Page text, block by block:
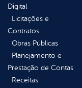
Digital
Licitações e
Contratos
Obras Públicas
Planejamento e
Prestação de Contas
Receitas